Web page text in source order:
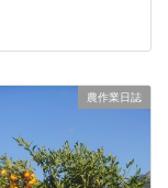
農作業日誌